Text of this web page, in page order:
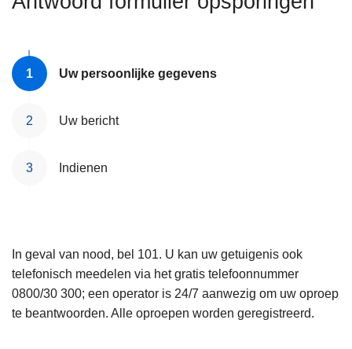
Uw persoonlijke gegevens
Uw bericht
Indienen
In geval van nood, bel 101. U kan uw getuigenis ook
telefonisch meedelen via het gratis telefoonnummer
0800/30 300; een operator is 24/7 aanwezig om uw oproep
te beantwoorden. Alle oproepen worden geregistreerd.